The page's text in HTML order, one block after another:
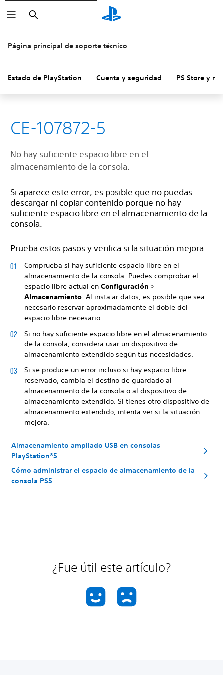
Buscar
Página principal de soporte técnico
Estado de PlayStation Cuenta y seguridad PS Store y
CE-107872-5
No hay suficiente espacio libre en el
almacenamiento de la consola.
Si aparece este error, es posible que no puedas
descargar ni copiar contenido porque no hay
suficiente espacio libre en el almacenamiento de la
consola.
Prueba estos pasos y verifica si la situación mejora:
Comprueba si hay suficiente espacio libre en el
almacenamiento de la consola. Puedes comprobar el
espacio libre actual en Configuración >
Almacenamiento. Al instalar datos, es posible que sea
necesario reservar aproximadamente el doble del
espacio libre necesario.
Si no hay suficiente espacio libre en el almacenamiento
de la consola, considera usar un dispositivo de
almacenamiento extendido según tus necesidades.
Si se produce un error incluso si hay espacio libre
reservado, cambia el destino de guardado al
almacenamiento de la consola o al dispositivo de
almacenamiento extendido. Si tienes otro dispositivo de
almacenamiento extendido, intenta ver si la situación
mejora.
Almacenamiento ampliado USB en consolas
PlayStation®5
Cómo administrar el espacio de almacenamiento de la
consola PS5
¿Fue útil este artículo?